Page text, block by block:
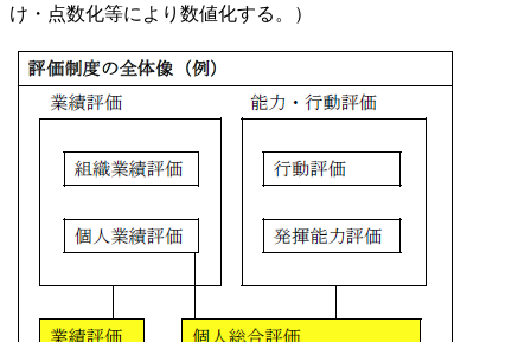
け・点数化等により数値化する。）